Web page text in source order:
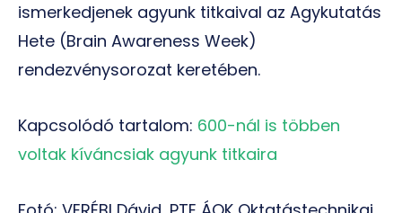
ismerkedjenek agyunk titkaival az Agykutatás
Hete (Brain Awareness Week)
rendezvénysorozat keretében.
Kapcsolódó tartalom: 600-nál is többen
voltak kíváncsiak agyunk titkaira